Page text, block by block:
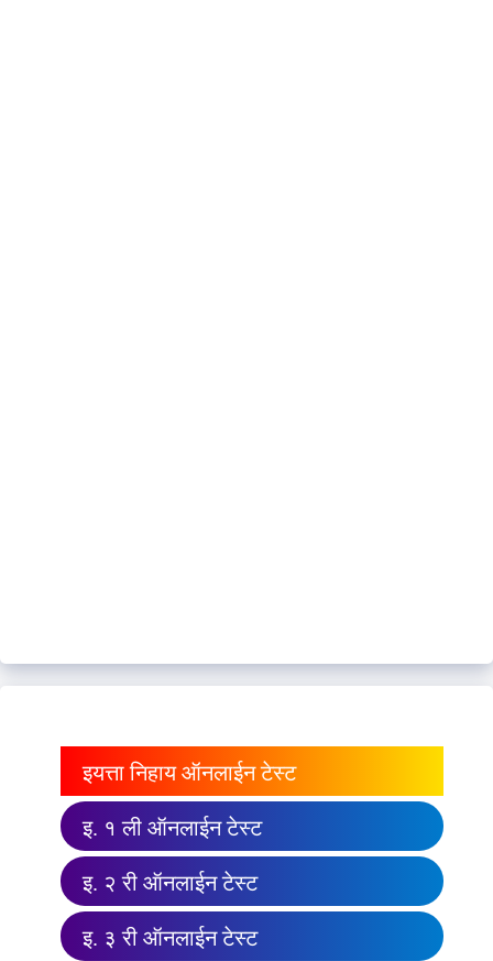
इयत्ता निहाय ऑनलाईन टेस्ट
इ. १ ली ऑनलाईन टेस्ट
इ. २ री ऑनलाईन टेस्ट
इ. ३ री ऑनलाईन टेस्ट